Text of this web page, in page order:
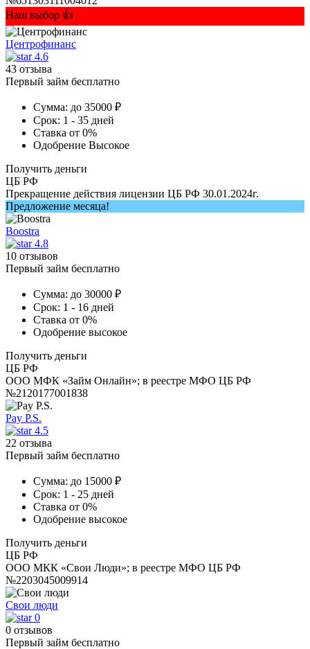
Наш выбор 👍
Центрофинанс
4.6
43 отзыва
Первый займ бесплатно
Сумма: до 35000 ₽
Срок: 1 - 35 дней
Ставка от 0%
Одобрение Высокое
Получить деньги
ЦБ РФ
Прекращение действия лицензии ЦБ РФ 30.01.2024г.
Предложение месяца!
Boostra
4.8
10 отзывов
Первый займ бесплатно
Сумма: до 30000 ₽
Срок: 1 - 16 дней
Ставка от 0%
Одобрение высокое
Получить деньги
ЦБ РФ
ООО МФК «Займ Онлайн»; в реестре МФО ЦБ РФ
№2120177001838
Pay P.S.
4.5
22 отзыва
Первый займ бесплатно
Сумма: до 15000 ₽
Срок: 1 - 25 дней
Ставка от 0%
Одобрение высокое
Получить деньги
ЦБ РФ
ООО МКК «Свои Люди»; в реестре МФО ЦБ РФ
№2203045009914
Свои люди
0
0 отзывов
Первый займ бесплатно